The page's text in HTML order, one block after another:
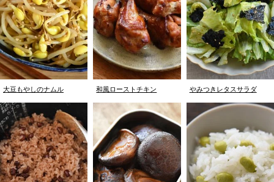
大豆もやしのナムル 和風ローストチキン やみつきレタスサラダ